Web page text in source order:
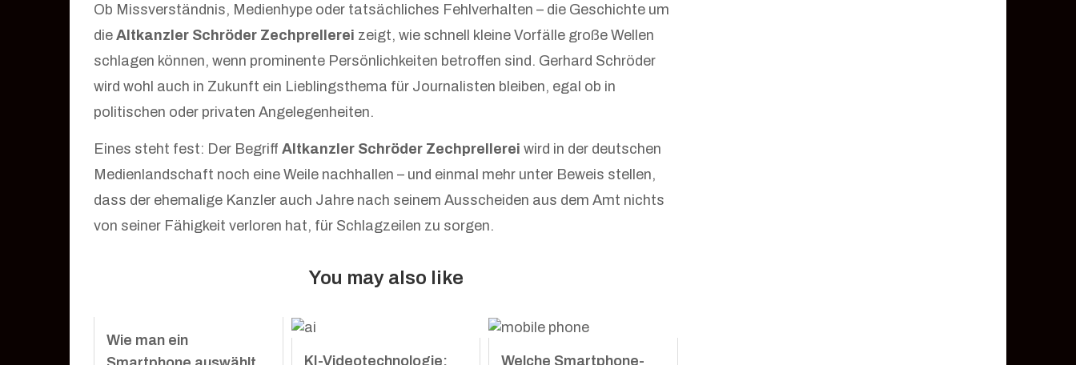
Ob Missverständnis, Medienhype oder tatsächliches Fehlverhalten – die Geschichte um
die Altkanzler Schröder Zechprellerei zeigt, wie schnell kleine Vorfälle große Wellen
schlagen können, wenn prominente Persönlichkeiten betroffen sind. Gerhard Schröder
wird wohl auch in Zukunft ein Lieblingsthema für Journalisten bleiben, egal ob in
politischen oder privaten Angelegenheiten.
Eines steht fest: Der Begriff Altkanzler Schröder Zechprellerei wird in der deutschen
Medienlandschaft noch eine Weile nachhallen – und einmal mehr unter Beweis stellen,
dass der ehemalige Kanzler auch Jahre nach seinem Ausscheiden aus dem Amt nichts
von seiner Fähigkeit verloren hat, für Schlagzeilen zu sorgen.
You may also like
Wie man ein
KI-Videotechnologie: Welche Smartphone-